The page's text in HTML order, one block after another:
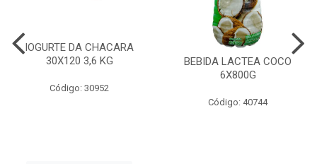
IOGURTE DA CHACARA
30X120 3,6 KG
Código: 30952
BEBIDA LACTEA COCO
6X800G
Código: 40744